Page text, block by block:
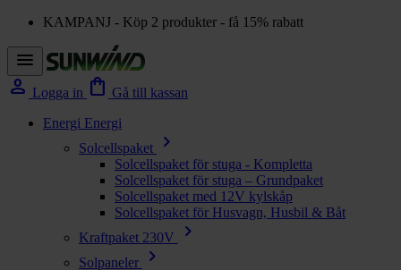
KAMPANJ - Köp 2 produkter - få 15% rabatt
menu
person Logga in shopping_bag Gå till kassan
Energi Energi
Solcellspaket
chevron_right
Solcellspaket för stuga - Kompletta
Solcellspaket för stuga – Grundpaket
Solcellspaket med 12V kylskåp
Solcellspaket för Husvagn, Husbil & Båt
Kraftpaket 230V
chevron_right
Solpaneler chevron_right